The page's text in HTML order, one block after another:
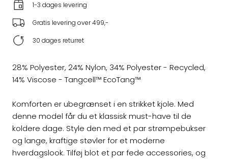
1-3 dages levering
Gratis levering over 499,-
30 dages returret
28% Polyester, 24% Nylon, 34% Polyester - Recycled,
14% Viscose - Tangcell™ EcoTang™
Komforten er ubegrænset i en strikket kjole. Med
denne model får du et klassisk must-have til de
koldere dage. Style den med et par strømpebukser
og lange, kraftige støvler for et moderne
hverdagslook. Tilføj blot et par fede accessories, og